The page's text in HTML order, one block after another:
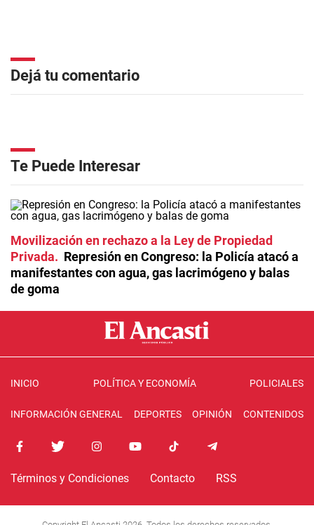
Dejá tu comentario
Te Puede Interesar
Movilización en rechazo a la Ley de Propiedad
Privada
Represión en Congreso: la Policía atacó a
manifestantes con agua, gas lacrimógeno y balas
de goma
INICIO POLÍTICA Y ECONOMÍA POLICIALES
INFORMACIÓN GENERAL DEPORTES OPINIÓN CONTENIDOS
Términos y Condiciones Contacto RSS